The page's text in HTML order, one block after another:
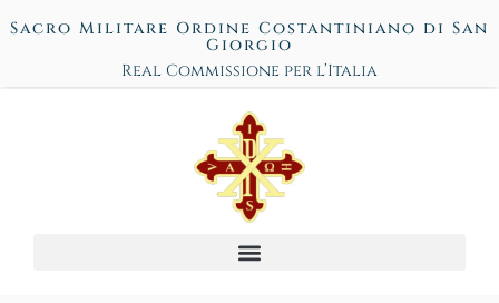
Sacro Militare Ordine Costantiniano di San
Giorgio
Real Commissione per l’Italia